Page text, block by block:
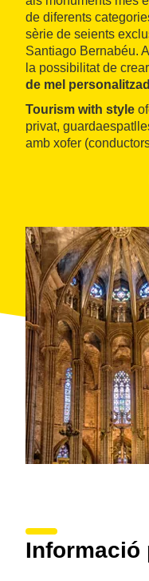
de diferents
sèrie de seients
Santiago Bernabéu.
la possibilitat de crear
de mel
Tourism with style
privat,
amb xofer
aeroport/hotel, city
promou un turisme
respecte a l'entorn
Informació